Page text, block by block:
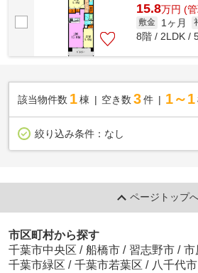
15.8万円 (
敷金 1ヶ月
8階 / 2LDK /
該当物件数 1棟 空き数 3 件 1～1
絞り込み条件： なし
ページトップ
市区町村から探す
千葉市中央区 / 船橋市 / 習志野市 / 市
千葉市緑区 / 千葉市若葉区 / 八千代市